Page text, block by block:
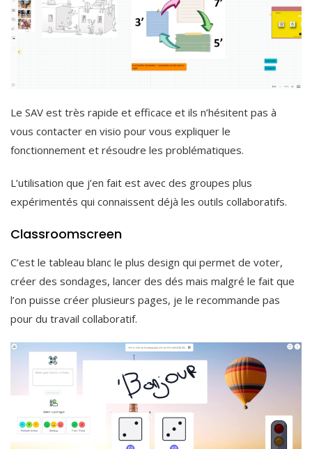
Le SAV est très rapide et efficace et ils n’hésitent pas à
vous contacter en visio pour vous expliquer le
fonctionnement et résoudre les problématiques.
L’utilisation que j’en fait est avec des groupes plus
expérimentés qui connaissent déjà les outils collaboratifs.
Classroomscreen
C’est le tableau blanc le plus design qui permet de voter,
créer des sondages, lancer des dés mais malgré le fait que
l’on puisse créer plusieurs pages, je le recommande pas
pour du travail collaboratif.